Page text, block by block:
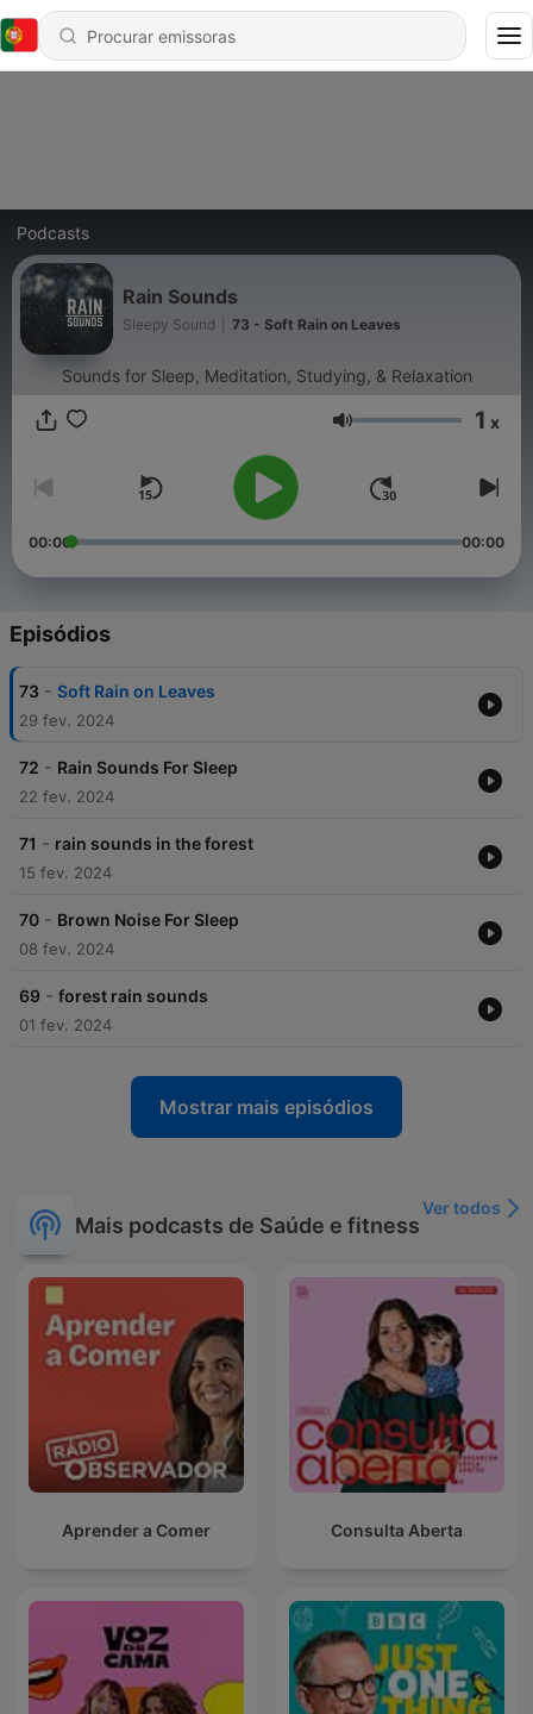
Podcasts
Rain Sounds
Sleepy Sound 73 - Soft Rain on Leaves
Sounds for Sleep, Meditation, Studying, & Relaxation
Volume 1 x
00:00 00:00
Episódios
73 - Soft Rain on Leaves
29 fev. 2024
72 - Rain Sounds For Sleep
22 fev. 2024
71 - rain sounds in the forest
15 fev. 2024
70 - Brown Noise For Sleep
08 fev. 2024
69 - forest rain sounds
01 fev. 2024
Mostrar mais episódios
Mais podcasts de Saúde e fitness
Ver todos
Aprender a Comer Consulta Aberta